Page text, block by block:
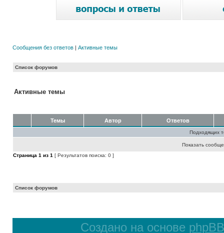
Сообщения без ответов | Активные темы
Список форумов
Активные темы
Темы Автор Ответов
Подходящих
Показать
Страница 1 из 1 [ Результатов поиска: 0 ]
Список форумов
Создано на основе phpBB